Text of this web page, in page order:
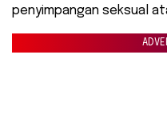
penyimpangan seksual